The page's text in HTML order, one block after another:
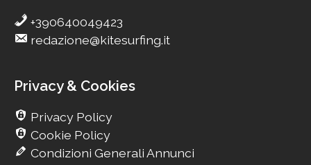
+390640049423
redazione@kitesurfing.it
Privacy & Cookies
Privacy Policy
Cookie Policy
Condizioni Generali Annunci